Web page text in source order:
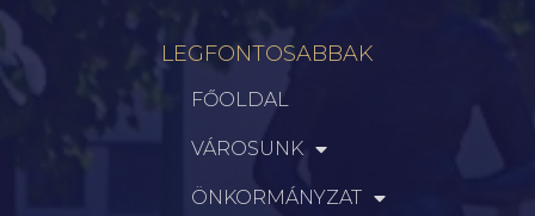
LEGFONTOSABBAK
FŐOLDAL
VÁROSUNK
ÖNKORMÁNYZAT